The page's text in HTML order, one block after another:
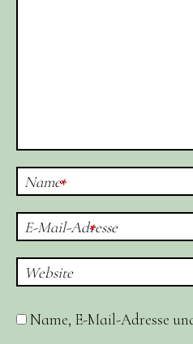
Name*
E-Mail-Adresse
*
Website
Name, E-Mail-Adresse